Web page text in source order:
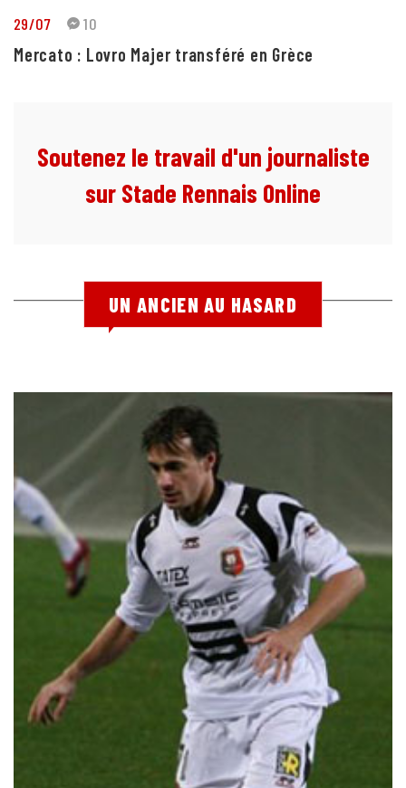
29/07 10
Mercato : Lovro Majer transféré en Grèce
Soutenez le travail d'un journaliste
sur Stade Rennais Online
UN ANCIEN AU HASARD